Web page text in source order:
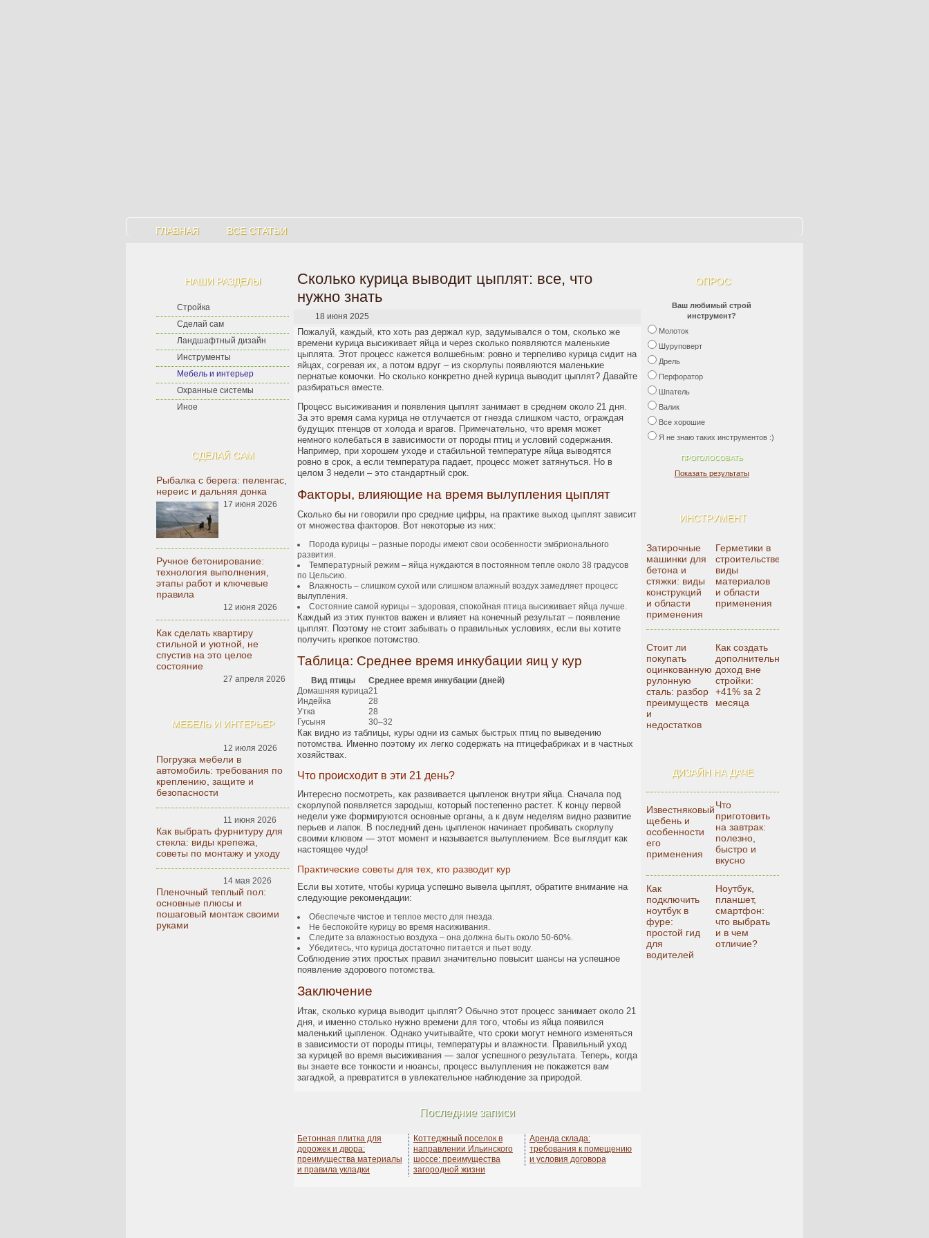
ГЛАВНАЯ ВСЕ СТАТЬИ
НАШИ РАЗДЕЛЫ
Стройка
Сделай сам
Ландшафтный дизайн
Инструменты
Мебель и интерьер
Охранные системы
Иное
СДЕЛАЙ САМ
Рыбалка с берега: пеленгас,
нереис и дальняя донка
17 июня 2026
Ручное бетонирование:
технология выполнения,
этапы работ и ключевые
правила
12 июня 2026
Как сделать квартиру
стильной и уютной, не
спустив на это целое
состояние
27 апреля 2026
МЕБЕЛЬ И ИНТЕРЬЕР
12 июля 2026
Погрузка мебели в
автомобиль: требования по
креплению, защите и
безопасности
11 июня 2026
Как выбрать фурнитуру для
стекла: виды крепежа,
советы по монтажу и уходу
14 мая 2026
Пленочный теплый пол:
основные плюсы и
пошаговый монтаж своими
руками
ОПРОС
Ваш любимый строй
инструмент?
Молоток
Шуруповерт
Дрель
Перфоратор
Шпатель
Валик
Все хорошие
Я не знаю таких инструментов :)
Показать результаты
ИНСТРУМЕНТ
Затирочные
машинки для
бетона и
стяжки: виды
конструкций
и области
применения
Герметики в
строительстве:
виды
материалов
и области
применения
Стоит ли
покупать
оцинкованную
рулонную
сталь: разбор
преимуществ
и
недостатков
Как создать
дополнительный
доход вне
стройки:
+41% за 2
месяца
ДИЗАЙН НА ДАЧЕ
Известняковый
щебень и
особенности
его
применения
Что
приготовить
на завтрак:
полезно,
быстро и
вкусно
Как
подключить
ноутбук в
фуре:
простой гид
для
водителей
Ноутбук,
планшет,
смартфон:
что выбрать
и в чем
отличие?
Сколько курица выводит цыплят: все, что
нужно знать
18 июня 2025
Пожалуй, каждый, кто хоть раз держал кур, задумывался о том, сколько же
времени курица высиживает яйца и через сколько появляются маленькие
цыплята. Этот процесс кажется волшебным: ровно и терпеливо курица сидит на
яйцах, согревая их, а потом вдруг – из скорлупы появляются маленькие
пернатые комочки. Но сколько конкретно дней курица выводит цыплят? Давайте
разбираться вместе.
Процесс высиживания и появления цыплят занимает в среднем около 21 дня.
За это время сама курица не отлучается от гнезда слишком часто, ограждая
будущих птенцов от холода и врагов. Примечательно, что время может
немного колебаться в зависимости от породы птиц и условий содержания.
Например, при хорошем уходе и стабильной температуре яйца выводятся
ровно в срок, а если температура падает, процесс может затянуться. Но в
целом 3 недели – это стандартный срок.
Факторы, влияющие на время вылупления цыплят
Сколько бы ни говорили про средние цифры, на практике выход цыплят зависит
от множества факторов. Вот некоторые из них:
Порода курицы – разные породы имеют свои особенности эмбрионального
развития.
Температурный режим – яйца нуждаются в постоянном тепле около 38 градусов
по Цельсию.
Влажность – слишком сухой или слишком влажный воздух замедляет процесс
вылупления.
Состояние самой курицы – здоровая, спокойная птица высиживает яйца лучше.
Каждый из этих пунктов важен и влияет на конечный результат – появление
цыплят. Поэтому не стоит забывать о правильных условиях, если вы хотите
получить крепкое потомство.
Таблица: Среднее время инкубации яиц у кур
Вид птицы
Среднее время инкубации (дней)
Домашняя курица21
Индейка
28
Утка
28
Гусыня
30–32
Как видно из таблицы, куры одни из самых быстрых птиц по выведению
потомства. Именно поэтому их легко содержать на птицефабриках и в частных
хозяйствах.
Что происходит в эти 21 день?
Интересно посмотреть, как развивается цыпленок внутри яйца. Сначала под
скорлупой появляется зародыш, который постепенно растет. К концу первой
недели уже формируются основные органы, а к двум неделям видно развитие
перьев и лапок. В последний день цыпленок начинает пробивать скорлупу
своими клювом — этот момент и называется вылуплением. Все выглядит как
настоящее чудо!
Практические советы для тех, кто разводит кур
Если вы хотите, чтобы курица успешно вывела цыплят, обратите внимание на
следующие рекомендации:
Обеспечьте чистое и теплое место для гнезда.
Не беспокойте курицу во время насиживания.
Следите за влажностью воздуха – она должна быть около 50-60%.
Убедитесь, что курица достаточно питается и пьет воду.
Соблюдение этих простых правил значительно повысит шансы на успешное
появление здорового потомства.
Заключение
Итак, сколько курица выводит цыплят? Обычно этот процесс занимает около 21
дня, и именно столько нужно времени для того, чтобы из яйца появился
маленький цыпленок. Однако учитывайте, что сроки могут немного изменяться
в зависимости от породы птицы, температуры и влажности. Правильный уход
за курицей во время высиживания — залог успешного результата. Теперь, когда
вы знаете все тонкости и нюансы, процесс вылупления не покажется вам
загадкой, а превратится в увлекательное наблюдение за природой.
Последние записи
Бетонная плитка для
дорожек и двора:
преимущества материалы
и правила укладки
Коттеджный поселок в
направлении Ильинского
шоссе: преимущества
загородной жизни
Аренда склада:
требования к помещению
и условия договора